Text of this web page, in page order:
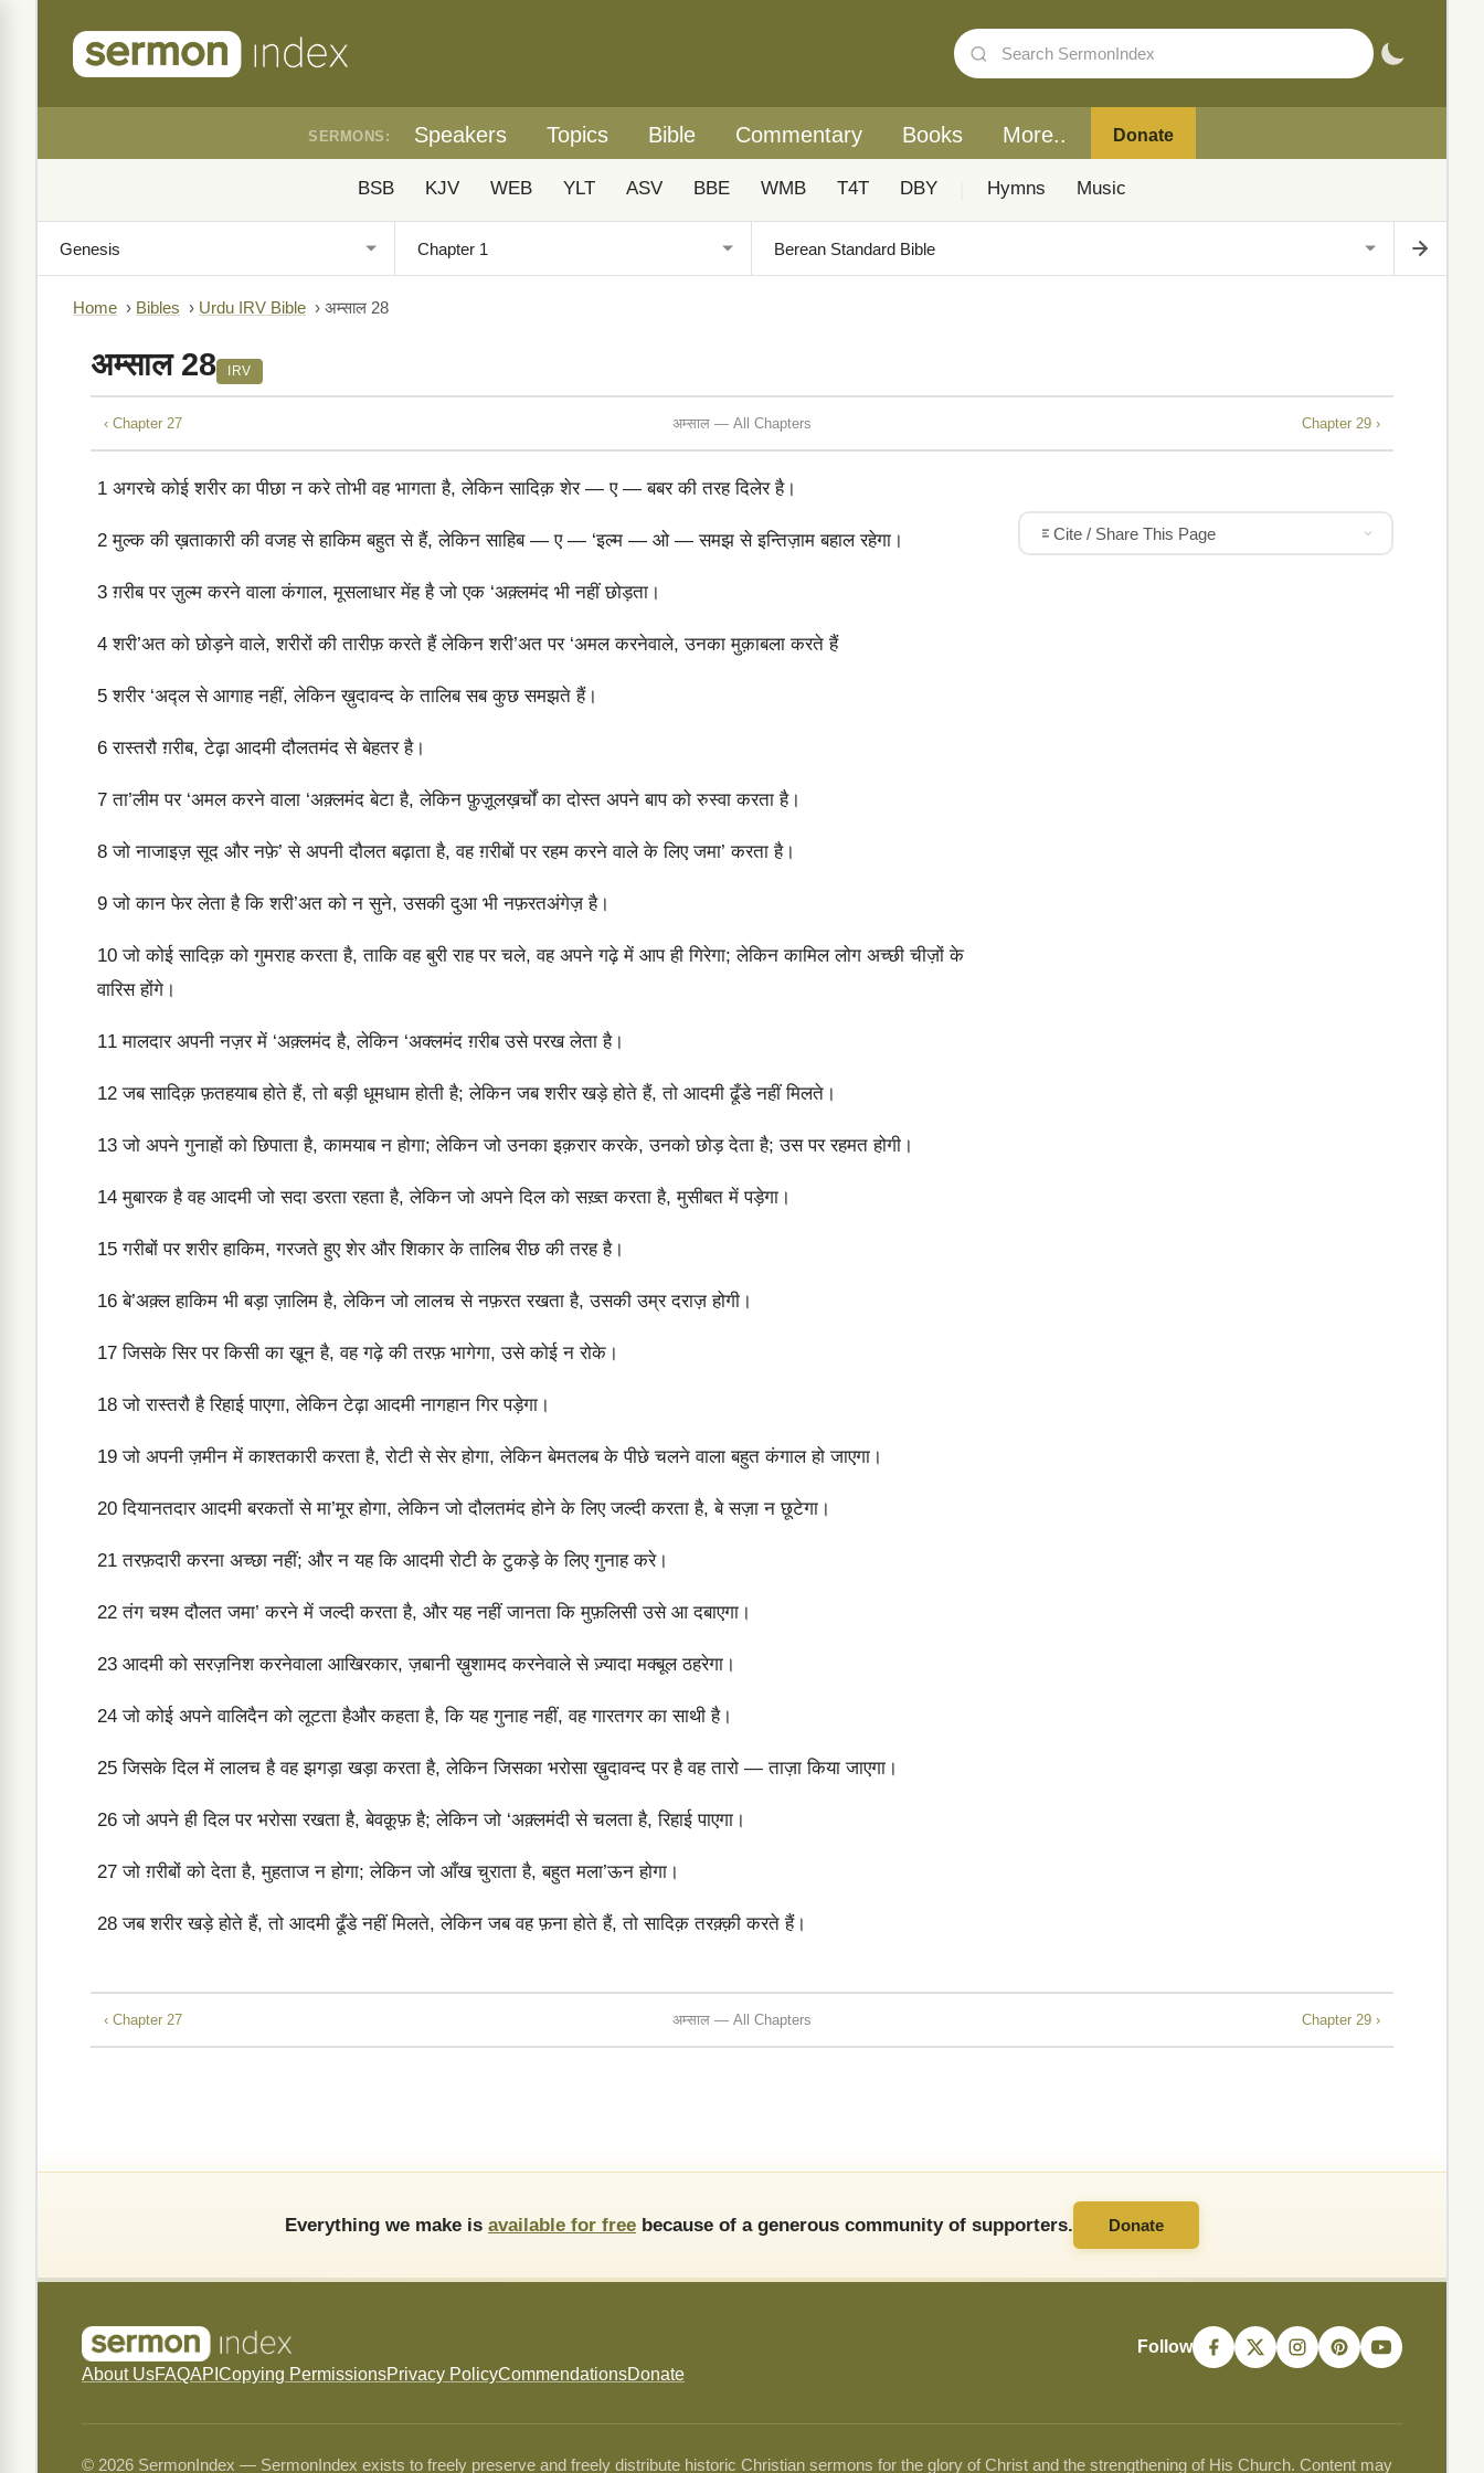
SERMONS: Speakers Topics Bible Commentary Books More.. Donate
BSB KJV WEB YLT ASV BBE WMB T4T DBY Hymns Music
Home › Bibles › Urdu IRV Bible › अम्साल 28
अम्साल 28 IRV
‹ Chapter 27 अम्साल — All Chapters Chapter 29 ›
1 अगरचे कोई शरीर का पीछा न करे तोभी वह भागता है, लेकिन सादिक़ शेर — ए — बबर की तरह दिलेर है।
2 मुल्क की ख़ताकारी की वजह से हाकिम बहुत से हैं, लेकिन साहिब — ए — ‘इल्म — ओ — समझ से इन्तिज़ाम बहाल रहेगा।
3 ग़रीब पर ज़ुल्म करने वाला कंगाल, मूसलाधार मेंह है जो एक ‘अक़्लमंद भी नहीं छोड़ता।
4 शरी’अत को छोड़ने वाले, शरीरों की तारीफ़ करते हैं लेकिन शरी’अत पर ‘अमल करनेवाले, उनका मुक़ाबला करते हैं
5 शरीर ‘अद्ल से आगाह नहीं, लेकिन ख़ुदावन्द के तालिब सब कुछ समझते हैं।
6 रास्तरौ ग़रीब, टेढ़ा आदमी दौलतमंद से बेहतर है।
7 ता’लीम पर ‘अमल करने वाला ‘अक़्लमंद बेटा है, लेकिन फ़ुज़ूलख़र्चों का दोस्त अपने बाप को रुस्वा करता है।
8 जो नाजाइज़ सूद और नफ़े’ से अपनी दौलत बढ़ाता है, वह ग़रीबों पर रहम करने वाले के लिए जमा’ करता है।
9 जो कान फेर लेता है कि शरी’अत को न सुने, उसकी दुआ भी नफ़रतअंगेज़ है।
10 जो कोई सादिक़ को गुमराह करता है, ताकि वह बुरी राह पर चले, वह अपने गढ़े में आप ही गिरेगा; लेकिन कामिल लोग अच्छी चीज़ों के
वारिस होंगे।
11 मालदार अपनी नज़र में ‘अक़्लमंद है, लेकिन ‘अक्लमंद ग़रीब उसे परख लेता है।
12 जब सादिक़ फ़तहयाब होते हैं, तो बड़ी धूमधाम होती है; लेकिन जब शरीर खड़े होते हैं, तो आदमी ढूँडे नहीं मिलते।
13 जो अपने गुनाहों को छिपाता है, कामयाब न होगा; लेकिन जो उनका इक़रार करके, उनको छोड़ देता है; उस पर रहमत होगी।
14 मुबारक है वह आदमी जो सदा डरता रहता है, लेकिन जो अपने दिल को सख़्त करता है, मुसीबत में पड़ेगा।
15 गरीबों पर शरीर हाकिम, गरजते हुए शेर और शिकार के तालिब रीछ की तरह है।
16 बे’अक़्ल हाकिम भी बड़ा ज़ालिम है, लेकिन जो लालच से नफ़रत रखता है, उसकी उम्र दराज़ होगी।
17 जिसके सिर पर किसी का खू़न है, वह गढ़े की तरफ़ भागेगा, उसे कोई न रोके।
18 जो रास्तरौ है रिहाई पाएगा, लेकिन टेढ़ा आदमी नागहान गिर पड़ेगा।
19 जो अपनी ज़मीन में काश्तकारी करता है, रोटी से सेर होगा, लेकिन बेमतलब के पीछे चलने वाला बहुत कंगाल हो जाएगा।
20 दियानतदार आदमी बरकतों से मा’मूर होगा, लेकिन जो दौलतमंद होने के लिए जल्दी करता है, बे सज़ा न छूटेगा।
21 तरफ़दारी करना अच्छा नहीं; और न यह कि आदमी रोटी के टुकड़े के लिए गुनाह करे।
22 तंग चश्म दौलत जमा’ करने में जल्दी करता है, और यह नहीं जानता कि मुफ़लिसी उसे आ दबाएगा।
23 आदमी को सरज़निश करनेवाला आखिरकार, ज़बानी ख़ुशामद करनेवाले से ज़्यादा मक्बूल ठहरेगा।
24 जो कोई अपने वालिदैन को लूटता हैऔर कहता है, कि यह गुनाह नहीं, वह गारतगर का साथी है।
25 जिसके दिल में लालच है वह झगड़ा खड़ा करता है, लेकिन जिसका भरोसा ख़ुदावन्द पर है वह तारो — ताज़ा किया जाएगा।
26 जो अपने ही दिल पर भरोसा रखता है, बेवक़ूफ़ है; लेकिन जो ‘अक़्लमंदी से चलता है, रिहाई पाएगा।
27 जो ग़रीबों को देता है, मुहताज न होगा; लेकिन जो आँख चुराता है, बहुत मला’ऊन होगा।
28 जब शरीर खड़े होते हैं, तो आदमी ढूँडे नहीं मिलते, लेकिन जब वह फ़ना होते हैं, तो सादिक़ तरक़्क़ी करते हैं।
Cite / Share This Page
‹ Chapter 27 अम्साल — All Chapters Chapter 29 ›
Everything we make is available for free because of a generous community of supporters. Donate
About UsFAQAPI Copying PermissionsPrivacy PolicyCommendationsDonate
Follow
© 2026 SermonIndex — SermonIndex exists to freely preserve and freely distribute historic Christian sermons for the glory of Christ and the strengthening of His Church. Content may